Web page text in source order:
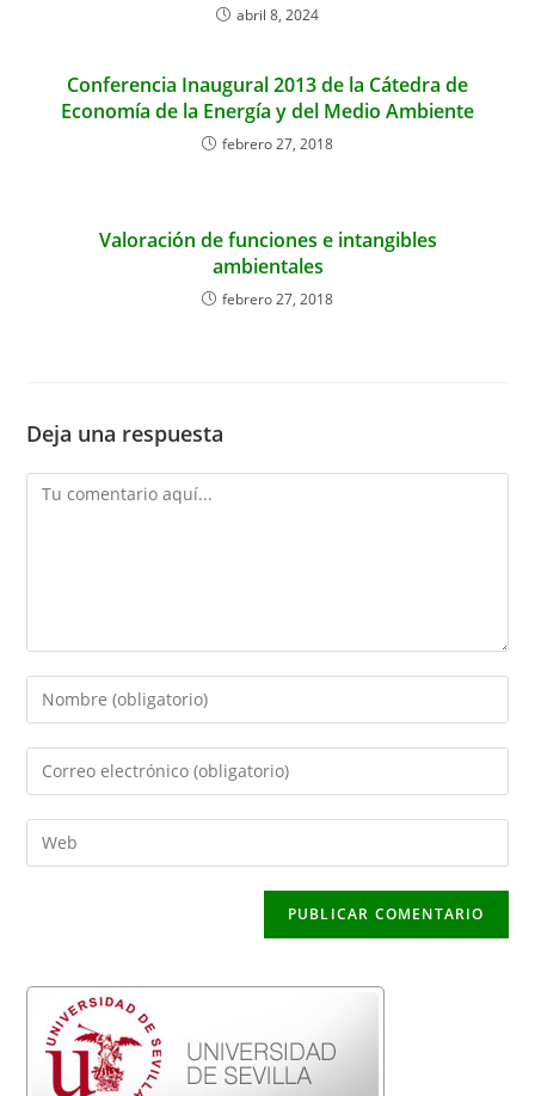
abril 8, 2024
Conferencia Inaugural 2013 de la Cátedra de
Economía de la Energía y del Medio Ambiente
febrero 27, 2018
Valoración de funciones e intangibles
ambientales
febrero 27, 2018
Deja una respuesta
Comentario
Introduce
tu
nombre
de
usuario
Introduce
tu
dirección
de
Introduce
la
web
(opcional)